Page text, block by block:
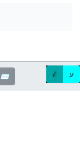
✉ ℰ ע